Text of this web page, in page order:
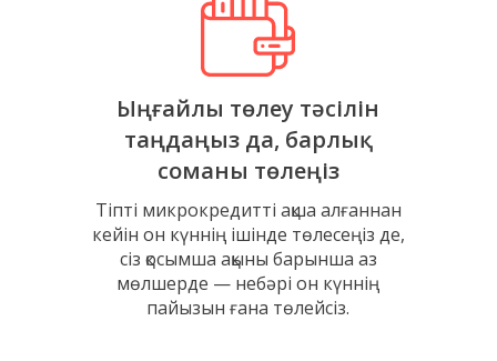
Ыңғайлы төлеу тәсілін
таңдаңыз да, барлық
соманы төлеңіз
Тіпті микрокредитті ақша алғаннан
кейін он күннің ішінде төлесеңіз де,
сіз қосымша ақыны барынша аз
мөлшерде — небәрі он күннің
пайызын ғана төлейсіз.